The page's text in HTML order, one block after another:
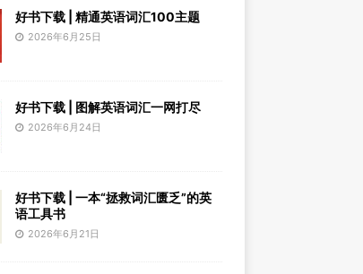
好书下载 | 精通英语词汇100主题
2026年6月25日
好书下载 | 图解英语词汇一网打尽
2026年6月24日
好书下载 | 一本“拯救词汇匮乏”的英
语工具书
2026年6月21日